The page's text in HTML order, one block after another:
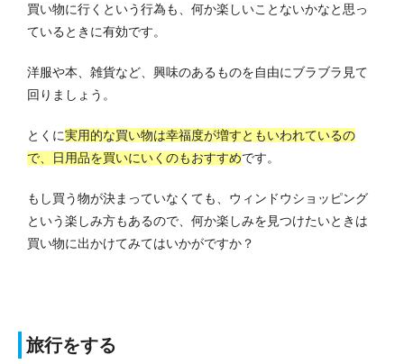
買い物に行くという行為も、何か楽しいことないかなと思っ
ているときに有効です。
洋服や本、雑貨など、興味のあるものを自由にブラブラ見て
回りましょう。
とくに実用的な買い物は幸福度が増すともいわれているの
で、日用品を買いにいくのもおすすめです。
もし買う物が決まっていなくても、ウィンドウショッピング
という楽しみ方もあるので、何か楽しみを見つけたいときは
買い物に出かけてみてはいかがですか？
旅行をする